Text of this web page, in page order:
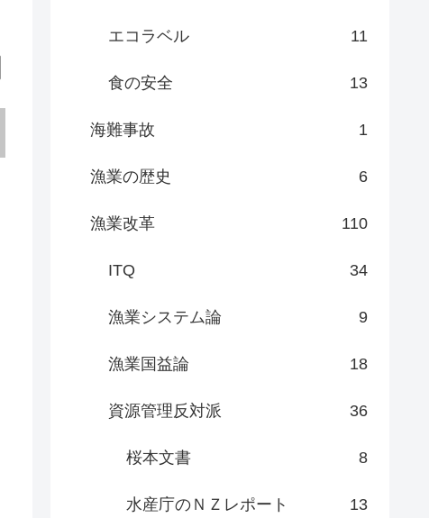
エコラベル 11
食の安全 13
海難事故 1
漁業の歴史 6
漁業改革 110
ITQ 34
漁業システム論 9
漁業国益論 18
資源管理反対派 36
桜本文書 8
水産庁のＮＺレポート 13